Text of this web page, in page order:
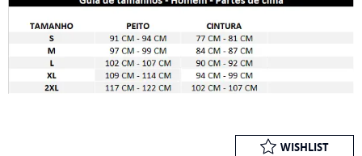
WISHLIST